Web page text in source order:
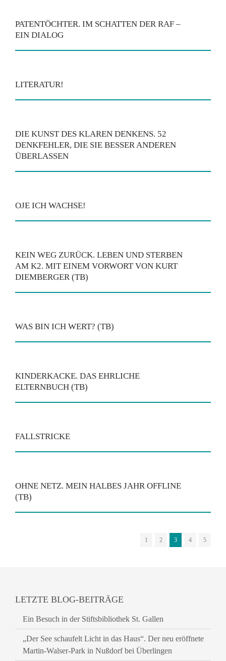
PATENTÖCHTER. IM SCHATTEN DER RAF –
EIN DIALOG
LITERATUR!
DIE KUNST DES KLAREN DENKENS. 52
DENKFEHLER, DIE SIE BESSER ANDEREN
ÜBERLASSEN
OJE ICH WACHSE!
KEIN WEG ZURÜCK. LEBEN UND STERBEN
AM K2. MIT EINEM VORWORT VON KURT
DIEMBERGER (TB)
WAS BIN ICH WERT? (TB)
KINDERKACKE. DAS EHRLICHE
ELTERNBUCH (TB)
FALLSTRICKE
OHNE NETZ. MEIN HALBES JAHR OFFLINE
(TB)
1 2 3 4 5
LETZTE BLOG-BEITRÄGE
Ein Besuch in der Stiftsbibliothek St. Gallen
„Der See schaufelt Licht in das Haus“. Der neu eröffnete
Martin-Walser-Park in Nußdorf bei Überlingen